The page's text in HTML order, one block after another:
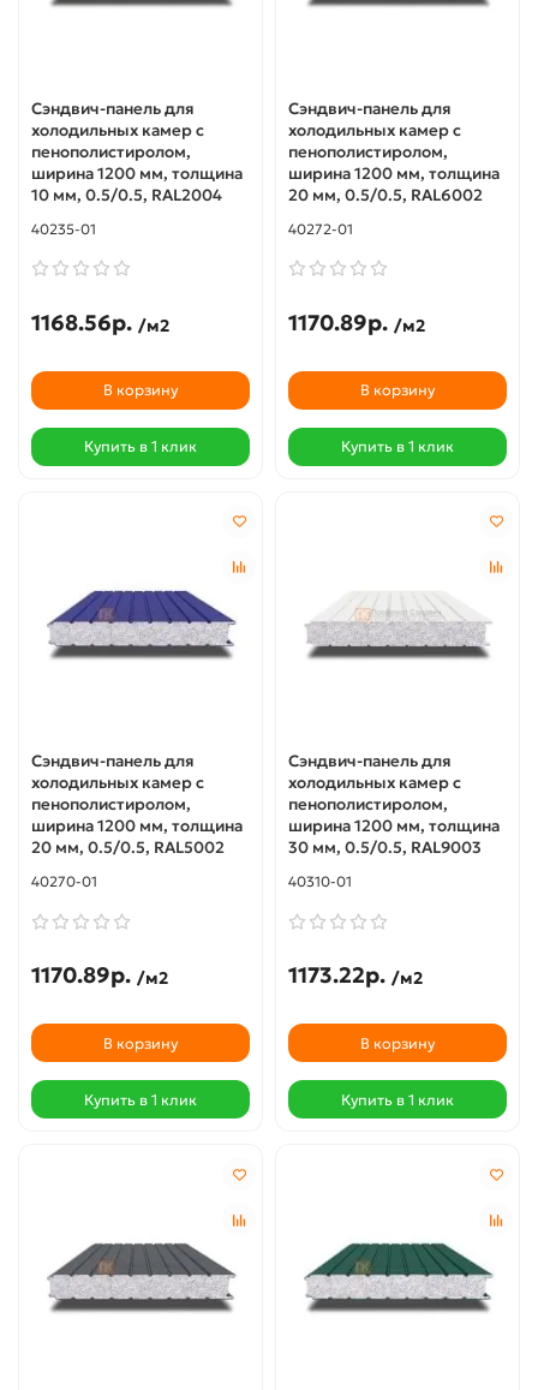
Сэндвич-панель для
холодильных камер с
пенополистиролом,
ширина 1200 мм, толщина
10 мм, 0.5/0.5, RAL2004
40235-01
1168.56р. /м2
В корзину
Купить в 1 клик
Сэндвич-панель для
холодильных камер с
пенополистиролом,
ширина 1200 мм, толщина
20 мм, 0.5/0.5, RAL6002
40272-01
1170.89р. /м2
В корзину
Купить в 1 клик
Сэндвич-панель для
холодильных камер с
пенополистиролом,
ширина 1200 мм, толщина
20 мм, 0.5/0.5, RAL5002
40270-01
1170.89р. /м2
В корзину
Купить в 1 клик
Сэндвич-панель для
холодильных камер с
пенополистиролом,
ширина 1200 мм, толщина
30 мм, 0.5/0.5, RAL9003
40310-01
1173.22р. /м2
В корзину
Купить в 1 клик